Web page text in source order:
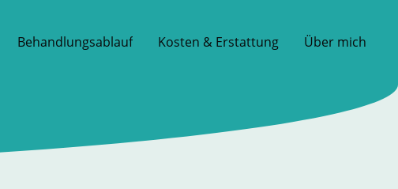
Behandlungsablauf Kosten & Erstattung Über mich